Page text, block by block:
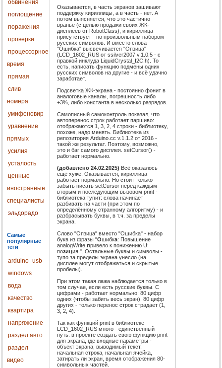
обвинения
поглощение
поражения
проверки
процессорное
время
прямая
слив
номера
умифеновир
уравнение
прямых
усилия
усталость
ценные
иностранные
специалисты
эльдорадо
Самые
популярные
теги
arduino usb
windows
вода
качество
квартира
напряжение
раздел авто
раздел
видео
Оказывается, в часть экранов зашивают
поддержку кириллицы, а в часть - нет. А
потом выясняется, что это частично
враньё (с целью продажи своих ЖК-
дисплеев от RobotClass), и кириллица
присутствует - но произвольным набором
русских символов. И вместо слова
"Ошибка" высвечивается "Опзица"
(LCD_1602_RUS от ssilver2007 v.1.0.5 - с
правкой инклуда LiquidCrystal_I2C.h). То
есть, написать функцию подмены одних
русских символов на другие - и всё удачно
заработает.
Подсветка ЖК-экрана - постоянно фонит в
аналоговые каналы, погрешность либо
+3%, либо константа в несколько разрядов.
Самописный самоконтроль показал, что
автоперенос строк работает паршиво:
отображаются 1, 3, 2, 4 строки - библиотеку,
похоже, надо менять. Библиотека из
репозитория Arduino.cc v.1.1.2 от 2016 -
такой же результат. Поэтому, возможно,
это и баг самого дисплея. setCursor() -
работает нормально.
(добавлено 24.02.2025) Всё оказалось
ещё хуже. Оказывается, кириллица
работает нормально. Но стоит только
забыть писать setCursor перед каждым
вторым и последующим вызовом print -
библиотека тупит: слова начинает
разбивать на части (при этом по
определённому странному алгоритму) - и
разбрасывать буквы, в т.ч. за пределы
экрана.
Слово "Опзица" вместо "Ошибка" - набор
букв из фразы "Ошибка: Повышение
analogWrite привело к понижению U:
позиция ". Остальные буквы и символы -
тупо за пределы экрана унесло (на
дисплее могут отображаться и скрытые
пробелы).
При этом такая лажа наблюдается только в
том случае, если есть русские буквы. С
цифрами - работает нормально: 80 цифр
одних (чтобы забить весь экран), 80 цифр
других - только перенос строк страдает (1,
3, 2, 4).
Так как функций print в библиотеке
LCD_1602_RUS много - единственный
путь: в проекте создать свою функцию print
для экрана, где входные параметры -
объект экрана, выводимый текст,
начальная строка, начальная ячейка,
затирать ли экран, время отображения 80-
символьных частей.